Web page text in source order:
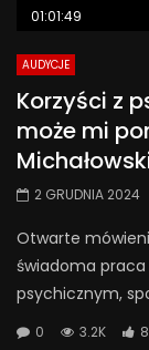
01:01:49
AUDYCJE
Korzyści z
może mi
2 GRUDNIA 2024
Otwarte
świadoma
psychicznym,
0 3.2K